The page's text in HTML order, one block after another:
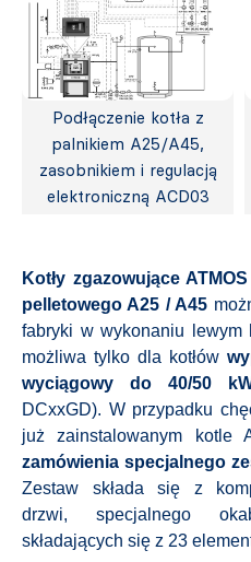
Podłączenie kotła z
palnikiem A25/A45,
zasobnikiem i regulacją
elektroniczną ACD03
Kotły zgazowujące
pelletowego A25 / A45
fabryki w wykonaniu
możliwa tylko dla kotłów
wyciągowy do 40/50
DCxxGD). W przypadku
już zainstalowanym kotle
zamówienia specjalnego
Zestaw składa się z
drzwi, specjalnego
składających się z 23